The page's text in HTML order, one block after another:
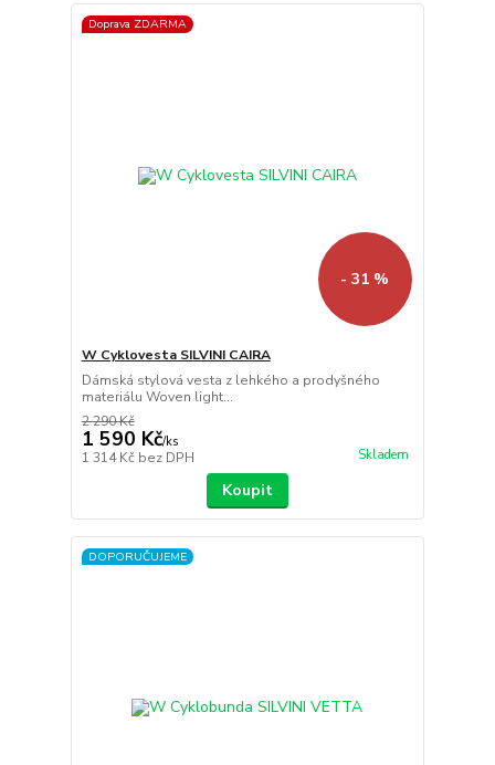
Doprava ZDARMA
- 31 %
W Cyklovesta SILVINI CAIRA
Dámská stylová vesta z lehkého a prodyšného
materiálu Woven light...
2 290 Kč
1 590 Kč/ks
1 314 Kč bez DPH Skladem
Koupit
DOPORUČUJEME